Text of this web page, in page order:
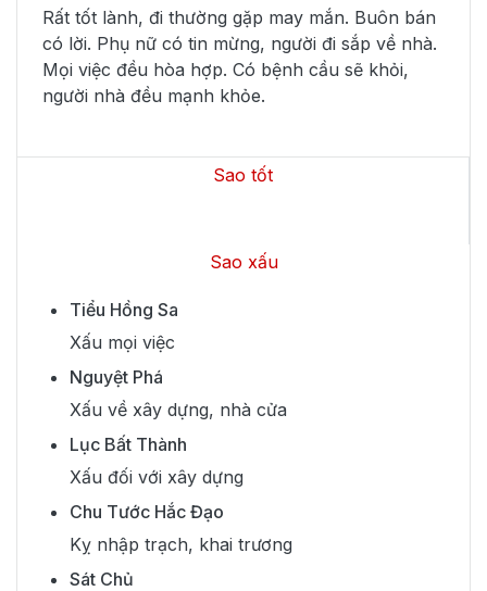
Rất tốt lành, đi thường gặp may mắn. Buôn bán
có lời. Phụ nữ có tin mừng, người đi sắp về nhà.
Mọi việc đều hòa hợp. Có bệnh cầu sẽ khỏi,
người nhà đều mạnh khỏe.
Sao tốt
Sao xấu
Tiểu Hồng Sa
Xấu mọi việc
Nguyệt Phá
Xấu về xây dựng, nhà cửa
Lục Bất Thành
Xấu đối với xây dựng
Chu Tước Hắc Đạo
Kỵ nhập trạch, khai trương
Sát Chủ